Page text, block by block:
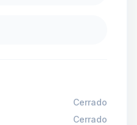
Cerrado
Cerrado